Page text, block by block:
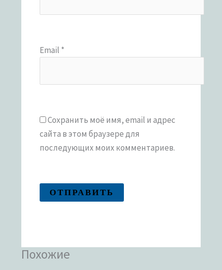
Email *
Сохранить моё имя, email и адрес
сайта в этом браузере для
последующих моих комментариев.
Похожие